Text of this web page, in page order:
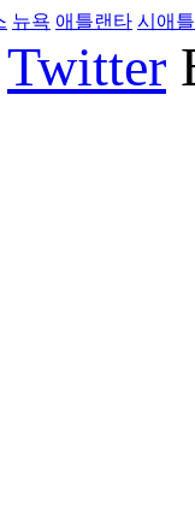
뉴욕 애틀랜타 시애틀
Twitter